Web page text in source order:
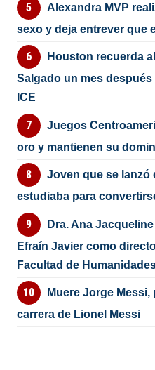
Alexandra MVP
sexo y deja entrever que
Houston recuerda
Salgado un mes
ICE
Juegos
oro y mantienen su
Joven que se lanzó
estudiaba para
Dra. Ana
Efraín Javier como
Facultad de
Muere Jorge
carrera de Lionel Messi